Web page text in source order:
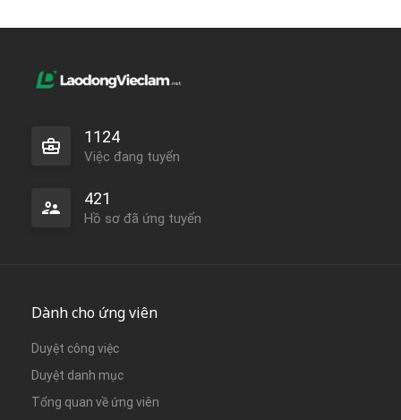
1124
Việc đang tuyển
421
Hồ sơ đã ứng tuyển
Dành cho ứng viên
Duyệt công việc
Duyệt danh mục
Tổng quan về ứng viên